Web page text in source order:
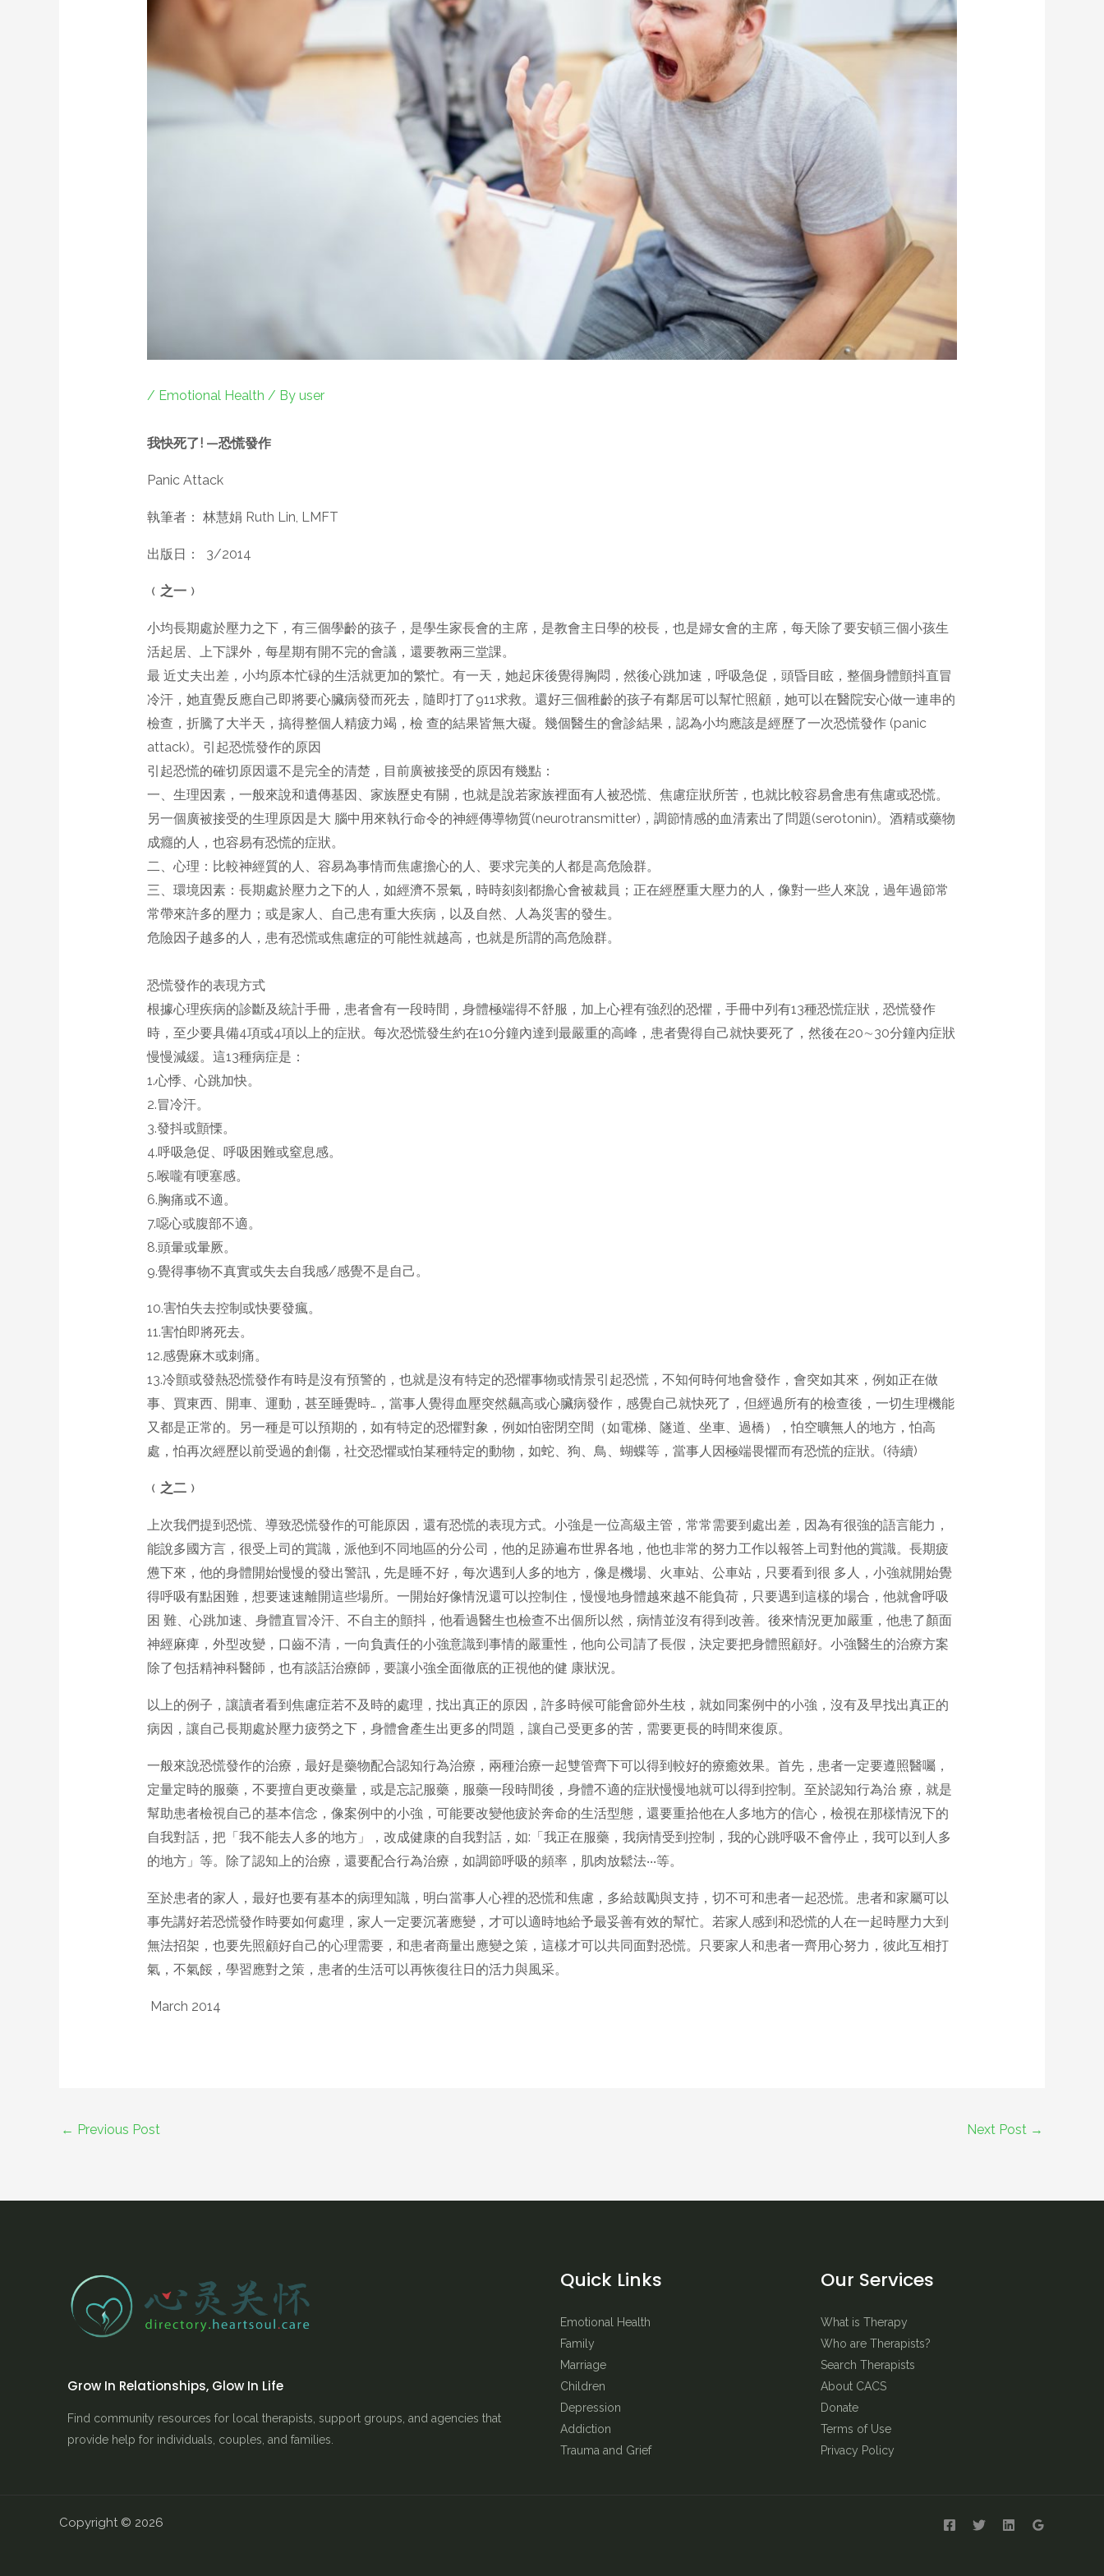
/ Emotional Health / By user
我快死了! —恐慌發作
Panic Attack
執筆者： 林慧娟 Ruth Lin, LMFT
出版日： 3/2014
﹙之一﹚
小均長期處於壓力之下，有三個學齡的孩子，是學生家長會的主席，是教會主日學的校長，也是婦女會的主席，每天除了要安頓三個小孩生
活起居、上下課外，每星期有開不完的會議，還要教兩三堂課。
最 近丈夫出差，小均原本忙碌的生活就更加的繁忙。有一天，她起床後覺得胸悶，然後心跳加速，呼吸急促，頭昏目眩，整個身體顫抖直冒
冷汗，她直覺反應自己即將要心臟病發而死去，隨即打了911求救。還好三個稚齡的孩子有鄰居可以幫忙照顧，她可以在醫院安心做一連串的
檢查，折騰了大半天，搞得整個人精疲力竭，檢 查的結果皆無大礙。幾個醫生的會診結果，認為小均應該是經歷了一次恐慌發作 (panic
attack)。引起恐慌發作的原因
引起恐慌的確切原因還不是完全的清楚，目前廣被接受的原因有幾點：
一、生理因素，一般來說和遺傳基因、家族歷史有關，也就是說若家族裡面有人被恐慌、焦慮症狀所苦，也就比較容易會患有焦慮或恐慌。
另一個廣被接受的生理原因是大 腦中用來執行命令的神經傳導物質(neurotransmitter)，調節情感的血清素出了問題(serotonin)。酒精或藥物
成癮的人，也容易有恐慌的症狀。
二、心理：比較神經質的人、容易為事情而焦慮擔心的人、要求完美的人都是高危險群。
三、環境因素：長期處於壓力之下的人，如經濟不景氣，時時刻刻都擔心會被裁員；正在經歷重大壓力的人，像對一些人來說，過年過節常
常帶來許多的壓力；或是家人、自己患有重大疾病，以及自然、人為災害的發生。
危險因子越多的人，患有恐慌或焦慮症的可能性就越高，也就是所謂的高危險群。
恐慌發作的表現方式
根據心理疾病的診斷及統計手冊，患者會有一段時間，身體極端得不舒服，加上心裡有強烈的恐懼，手冊中列有13種恐慌症狀，恐慌發作
時，至少要具備4項或4項以上的症狀。每次恐慌發生約在10分鐘內達到最嚴重的高峰，患者覺得自己就快要死了，然後在20∼30分鐘內症狀
慢慢減緩。這13種病症是：
1.心悸、心跳加快。
2.冒冷汗。
3.發抖或顫慄。
4.呼吸急促、呼吸困難或窒息感。
5.喉嚨有哽塞感。
6.胸痛或不適。
7.噁心或腹部不適。
8.頭暈或暈厥。
9.覺得事物不真實或失去自我感/感覺不是自己。
10.害怕失去控制或快要發瘋。
11.害怕即將死去。
12.感覺麻木或刺痛。
13.冷顫或發熱恐慌發作有時是沒有預警的，也就是沒有特定的恐懼事物或情景引起恐慌，不知何時何地會發作，會突如其來，例如正在做
事、買東西、開車、運動，甚至睡覺時…，當事人覺得血壓突然飆高或心臟病發作，感覺自己就快死了，但經過所有的檢查後，一切生理機能
又都是正常的。另一種是可以預期的，如有特定的恐懼對象，例如怕密閉空間（如電梯、隧道、坐車、過橋），怕空曠無人的地方，怕高
處，怕再次經歷以前受過的創傷，社交恐懼或怕某種特定的動物，如蛇、狗、鳥、蝴蝶等，當事人因極端畏懼而有恐慌的症狀。(待續)
﹙之二﹚
上次我們提到恐慌、導致恐慌發作的可能原因，還有恐慌的表現方式。小強是一位高級主管，常常需要到處出差，因為有很強的語言能力，
能說多國方言，很受上司的賞識，派他到不同地區的分公司，他的足跡遍布世界各地，他也非常的努力工作以報答上司對他的賞識。長期疲
憊下來，他的身體開始慢慢的發出警訊，先是睡不好，每次遇到人多的地方，像是機場、火車站、公車站，只要看到很 多人，小強就開始覺
得呼吸有點困難，想要速速離開這些場所。一開始好像情況還可以控制住，慢慢地身體越來越不能負荷，只要遇到這樣的場合，他就會呼吸
困 難、心跳加速、身體直冒冷汗、不自主的顫抖，他看過醫生也檢查不出個所以然，病情並沒有得到改善。後來情況更加嚴重，他患了顏面
神經麻痺，外型改變，口齒不清，一向負責任的小強意識到事情的嚴重性，他向公司請了長假，決定要把身體照顧好。小強醫生的治療方案
除了包括精神科醫師，也有談話治療師，要讓小強全面徹底的正視他的健 康狀況。
以上的例子，讓讀者看到焦慮症若不及時的處理，找出真正的原因，許多時候可能會節外生枝，就如同案例中的小強，沒有及早找出真正的
病因，讓自己長期處於壓力疲勞之下，身體會產生出更多的問題，讓自己受更多的苦，需要更長的時間來復原。
一般來說恐慌發作的治療，最好是藥物配合認知行為治療，兩種治療一起雙管齊下可以得到較好的療癒效果。首先，患者一定要遵照醫囑，
定量定時的服藥，不要擅自更改藥量，或是忘記服藥，服藥一段時間後，身體不適的症狀慢慢地就可以得到控制。至於認知行為治 療，就是
幫助患者檢視自己的基本信念，像案例中的小強，可能要改變他疲於奔命的生活型態，還要重拾他在人多地方的信心，檢視在那樣情況下的
自我對話，把「我不能去人多的地方」，改成健康的自我對話，如:「我正在服藥，我病情受到控制，我的心跳呼吸不會停止，我可以到人多
的地方」等。除了認知上的治療，還要配合行為治療，如調節呼吸的頻率，肌肉放鬆法‧‧‧等。
至於患者的家人，最好也要有基本的病理知識，明白當事人心裡的恐慌和焦慮，多給鼓勵與支持，切不可和患者一起恐慌。患者和家屬可以
事先講好若恐慌發作時要如何處理，家人一定要沉著應變，才可以適時地給予最妥善有效的幫忙。若家人感到和恐慌的人在一起時壓力大到
無法招架，也要先照顧好自己的心理需要，和患者商量出應變之策，這樣才可以共同面對恐慌。只要家人和患者一齊用心努力，彼此互相打
氣，不氣餒，學習應對之策，患者的生活可以再恢復往日的活力與風采。
March 2014
← Previous Post Next Post →
Grow In Relationships, Glow In Life
Find community resources for local therapists, support groups, and agencies that
provide help for individuals, couples, and families.
Quick Links
Emotional Health
Family
Marriage
Children
Depression
Addiction
Trauma and Grief
Our Services
What is Therapy
Who are Therapists?
Search Therapists
About CACS
Donate
Terms of Use
Privacy Policy
Copyright © 2026